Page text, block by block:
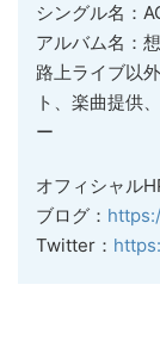
シングル名：
アルバム名：
路上ライブ以
ト、楽曲提供
ー
オフィシャル
ブログ：
Twitter：